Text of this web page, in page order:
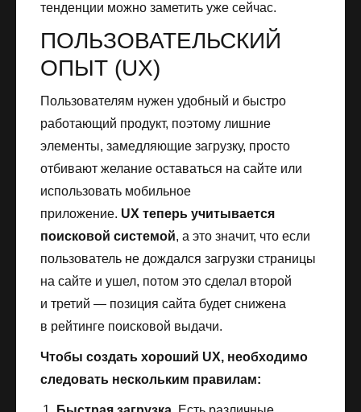
тенденции можно заметить уже сейчас.
ПОЛЬЗОВАТЕЛЬСКИЙ
ОПЫТ (UX)
Пользователям нужен удобный и быстро
работающий продукт, поэтому лишние
элементы, замедляющие загрузку, просто
отбивают желание оставаться на сайте или
использовать мобильное
приложение. UX теперь учитывается
поисковой системой, а это значит, что если
пользователь не дождался загрузки страницы
на сайте и ушел, потом это сделал второй
и третий — позиция сайта будет снижена
в рейтинге поисковой выдачи.
Чтобы создать хороший UX, необходимо
следовать нескольким правилам: